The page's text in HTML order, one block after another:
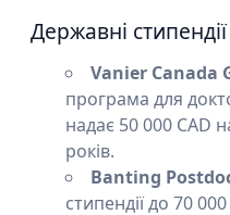
Державні стипендії
Vanier Canada
програма для
надає 50 000 CAD
років.
Banting
стипендії до 70